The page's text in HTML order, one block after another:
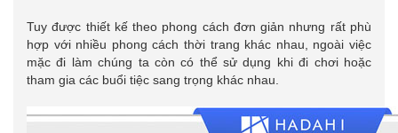
Tuy được thiết kế theo phong cách đơn giản nhưng rất phù
hợp với nhiều phong cách thời trang khác nhau, ngoài việc
mặc đi làm chúng ta còn có thể sử dụng khi đi chơi hoặc
tham gia các buổi tiệc sang trọng khác nhau.